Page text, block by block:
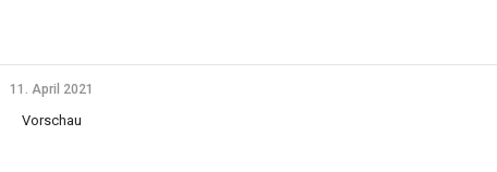
11. April 2021
Vorschau